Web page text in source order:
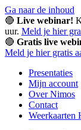
Ga naar de inhoud
🔴 Live webinar!
uur. Meld je hier
🔴 Gratis live
Meld je hier gratis
Presentaties
Mijn account
Over Nimos
Contact
Weerkaarten